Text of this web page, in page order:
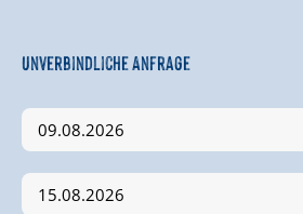
Unverbindliche Anfrage